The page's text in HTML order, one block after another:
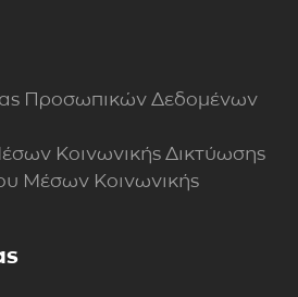
Προσωπικών Δεδομένων
Kοινωνικής Δικτύωσης
Μέσων Κοινωνικής